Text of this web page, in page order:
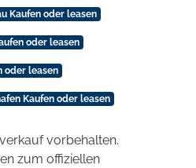
Kaufen oder leasen
oder leasen
oder leasen
Kaufen oder leasen
vorbehalten.
zum offiziellen